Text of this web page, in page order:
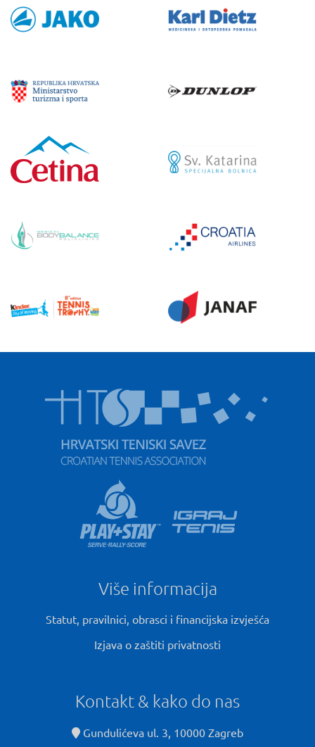
Više informacija
Statut, pravilnici, obrasci i financijska izvješća
Izjava o zaštiti privatnosti
Kontakt & kako do nas
Gundulićeva ul. 3, 10000 Zagreb